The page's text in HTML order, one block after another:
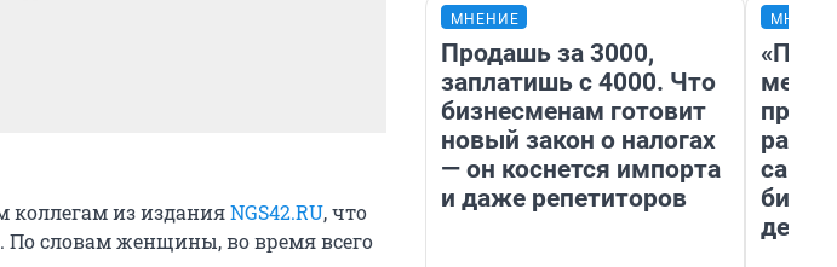
коллегам из изданияNGS42.RU, что
По словам женщины, во время всего
МНЕНИЕ
Продашь за 3000,
заплатишь с 4000. Что
бизнесменам готовит
новый закон о налогах
— он коснется импорта
и даже репетиторов